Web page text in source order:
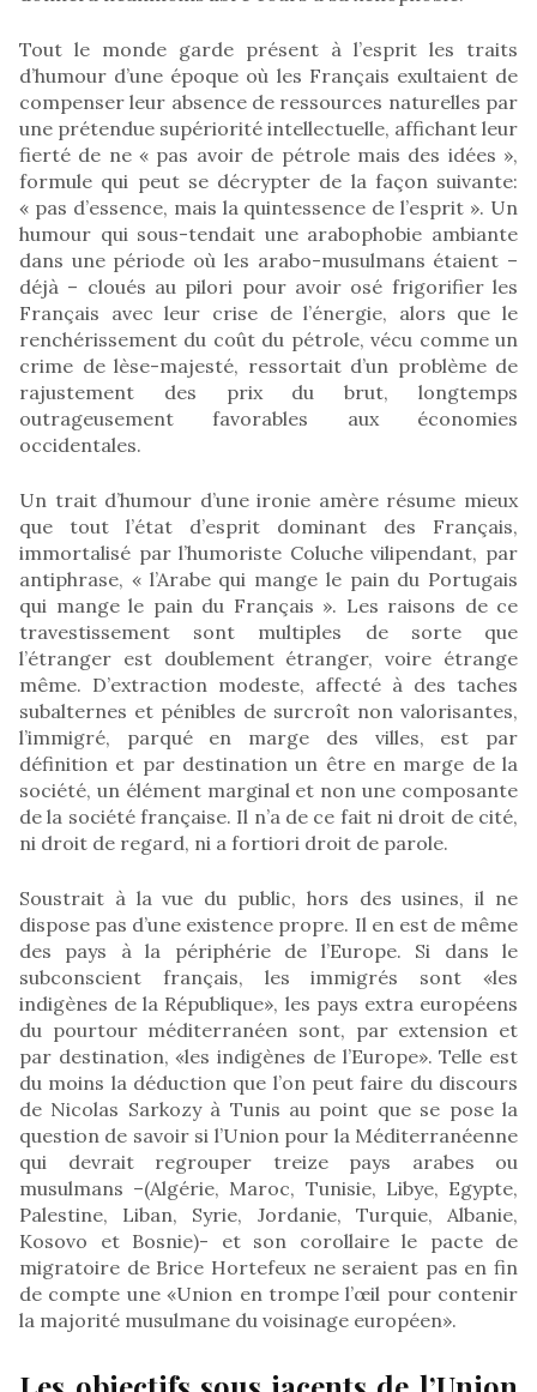
Tout le monde garde présent à l’esprit les traits
d’humour d’une époque où les Français exultaient de
compenser leur absence de ressources naturelles par
une prétendue supériorité intellectuelle, affichant leur
fierté de ne « pas avoir de pétrole mais des idées »,
formule qui peut se décrypter de la façon suivante:
« pas d’essence, mais la quintessence de l’esprit ». Un
humour qui sous-tendait une arabophobie ambiante
dans une période où les arabo-musulmans étaient –
déjà – cloués au pilori pour avoir osé frigorifier les
Français avec leur crise de l’énergie, alors que le
renchérissement du coût du pétrole, vécu comme un
crime de lèse-majesté, ressortait d’un problème de
rajustement des prix du brut, longtemps
outrageusement favorables aux économies
occidentales.
Un trait d’humour d’une ironie amère résume mieux
que tout l’état d’esprit dominant des Français,
immortalisé par l’humoriste Coluche vilipendant, par
antiphrase, « l’Arabe qui mange le pain du Portugais
qui mange le pain du Français ». Les raisons de ce
travestissement sont multiples de sorte que
l’étranger est doublement étranger, voire étrange
même. D’extraction modeste, affecté à des taches
subalternes et pénibles de surcroît non valorisantes,
l’immigré, parqué en marge des villes, est par
définition et par destination un être en marge de la
société, un élément marginal et non une composante
de la société française. Il n’a de ce fait ni droit de cité,
ni droit de regard, ni a fortiori droit de parole.
Soustrait à la vue du public, hors des usines, il ne
dispose pas d’une existence propre. Il en est de même
des pays à la périphérie de l’Europe. Si dans le
subconscient français, les immigrés sont «les
indigènes de la République», les pays extra européens
du pourtour méditerranéen sont, par extension et
par destination, «les indigènes de l’Europe». Telle est
du moins la déduction que l’on peut faire du discours
de Nicolas Sarkozy à Tunis au point que se pose la
question de savoir si l’Union pour la Méditerranéenne
qui devrait regrouper treize pays arabes ou
musulmans –(Algérie, Maroc, Tunisie, Libye, Egypte,
Palestine, Liban, Syrie, Jordanie, Turquie, Albanie,
Kosovo et Bosnie)- et son corollaire le pacte de
migratoire de Brice Hortefeux ne seraient pas en fin
de compte une «Union en trompe l’œil pour contenir
la majorité musulmane du voisinage européen».